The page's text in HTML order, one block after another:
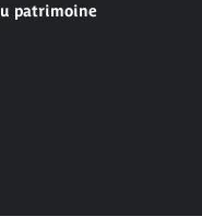
patrimoine